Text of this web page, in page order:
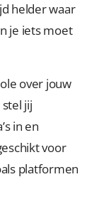
helder waar
je iets moet
over jouw
jij
in en
voor
platformen